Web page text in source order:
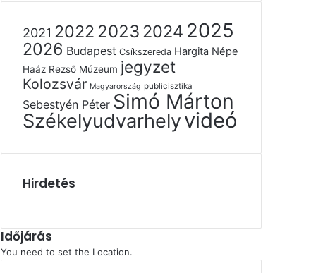
2021 2022 2023 2024 2025
2026 Budapest Csíkszereda Hargita Népe
Haáz Rezső Múzeum jegyzet
Kolozsvár Magyarország publicisztika
Sebestyén Péter Simó Márton
Székelyudvarhelyvideó
Hirdetés
Időjárás
You need to set the Location.